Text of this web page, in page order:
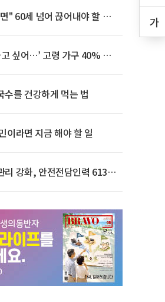
가
" 60세 넘어 끊어내야 할 사
싶어…’ 고령 가구 40% 노
를 건강하게 먹는 법
이라면 지금 해야 할 일
리 강화, 안전전담인력 613명